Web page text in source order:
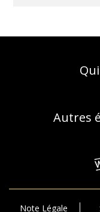
Autres
Note Légale